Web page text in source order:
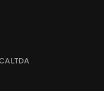
LTDA